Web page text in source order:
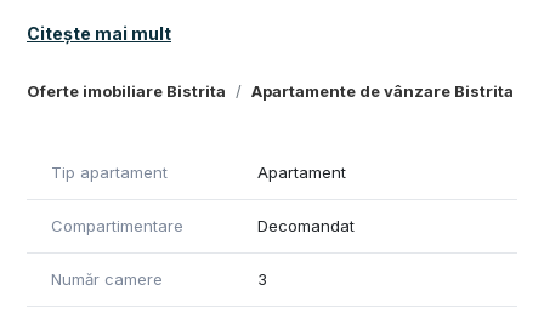
Oferte imobiliare Bistrita Apartamente de vânzare Bistrita
dormitoare si doua bai.
Blocul dispune de lift modern
Se vinde la stadiul de semifinisat
Pretul este de: 107.590 EURO
Nr. de telefon: 0740920063
Citește mai mult
Tip apartament Apartament
Compartimentare Decomandat
Număr camere 3